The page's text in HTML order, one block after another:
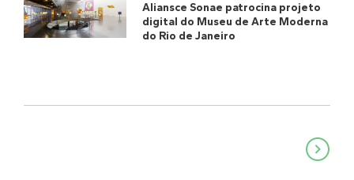
Aliansce Sonae patrocina projeto
digital do Museu de Arte Moderna
do Rio de Janeiro